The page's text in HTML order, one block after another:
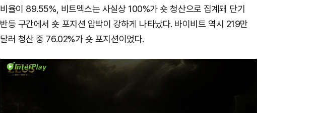
비율이 89.55%, 비트멕스는 사실상 100%가 숏 청산으로 집계돼 단기
반등 구간에서 숏 포지션 압박이 강하게 나타났다. 바이비트 역시 219만
달러 청산 중 76.02%가 숏 포지션이었다.